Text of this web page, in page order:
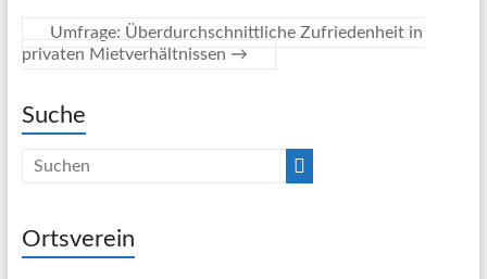
Umfrage: Überdurchschnittliche Zufriedenheit in
privaten Mietverhältnissen →
Suche
Ortsverein